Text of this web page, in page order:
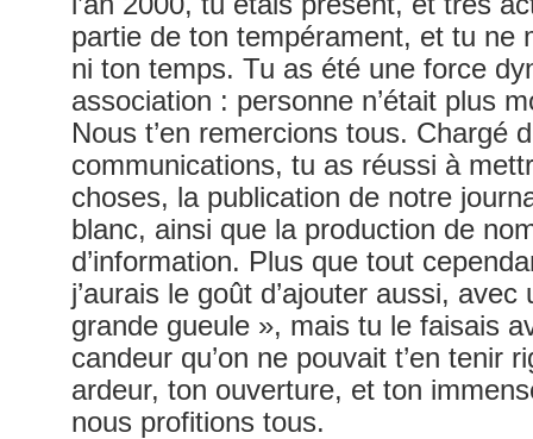
partie de ton tempérament, et tu ne
ni ton temps. Tu as été une force
association : personne n’était plus
Nous t’en remercions tous. Chargé
communications, tu as réussi à
choses, la publication de notre
blanc, ainsi que la production de
d’information. Plus que tout
j’aurais le goût d’ajouter aussi,
grande gueule », mais tu le faisais
candeur qu’on ne pouvait t’en tenir
ardeur, ton ouverture, et ton
nous profitions tous.